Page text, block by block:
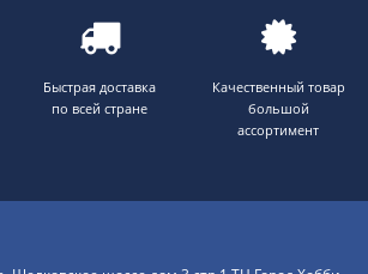
Быстрая доставка
по всей стране
Качественный товар
большой
ассортимент